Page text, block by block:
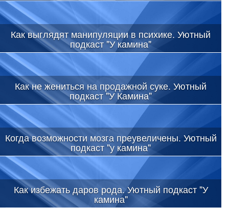
Как выглядят манипуляции в психике. Уютный
подкаст "У камина"
Как не жениться на продажной суке. Уютный
подкаст "У Камина"
Когда возможности мозга преувеличены. Уютный
подкаст "у камина"
Как избежать даров рода. Уютный подкаст "У
камина"